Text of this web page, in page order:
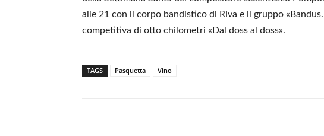
alle 21 con il corpo bandistico di Riva e il gruppo
competitiva di otto chilometri «Dal doss al doss».
TAGS Pasquetta Vino